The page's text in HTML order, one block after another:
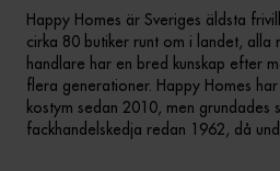
Happy Homes är Sveriges äldsta
cirka 80 butiker runt om i landet, alla
handlare har en bred kunskap efter
flera generationer. Happy Homes
kostym sedan 2010, men grundades
fackhandelskedja redan 1962, då